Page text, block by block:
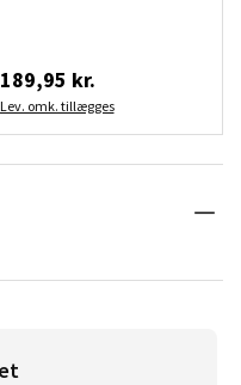
189,95 kr.
Lev. omk. tillægges